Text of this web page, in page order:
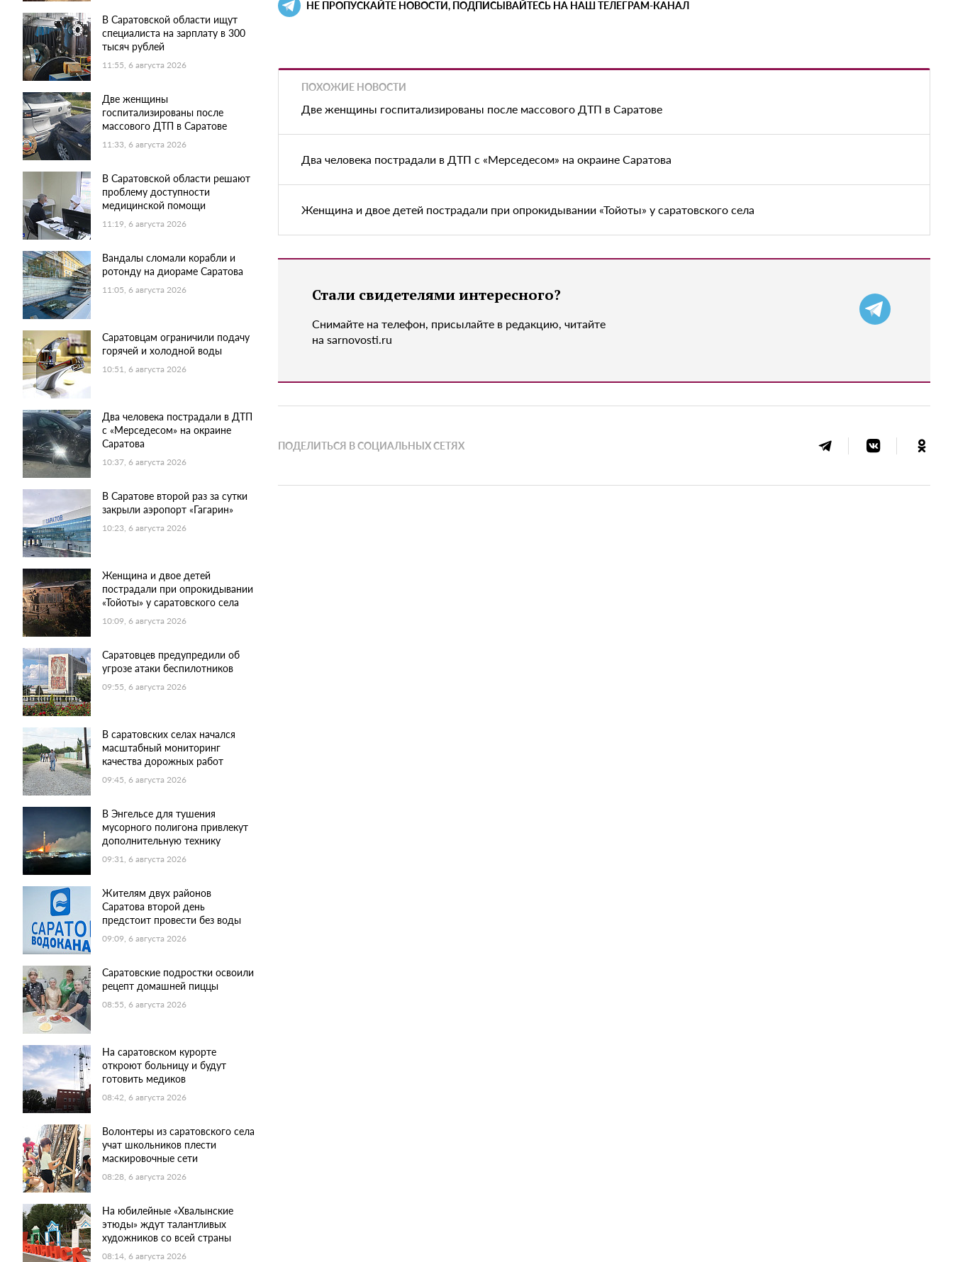
В Саратовской области ищут
специалиста на зарплату в 300
тысяч рублей
11:55, 6 августа 2026
Две женщины
госпитализированы после
массового ДТП в Саратове
11:33, 6 августа 2026
В Саратовской области решают
проблему доступности
медицинской помощи
11:19, 6 августа 2026
Вандалы сломали корабли и
ротонду на диораме Саратова
11:05, 6 августа 2026
Саратовцам ограничили подачу
горячей и холодной воды
10:51, 6 августа 2026
Два человека пострадали в ДТП
с «Мерседесом» на окраине
Саратова
10:37, 6 августа 2026
В Саратове второй раз за сутки
закрыли аэропорт «Гагарин»
10:23, 6 августа 2026
Женщина и двое детей
пострадали при опрокидывании
«Тойоты» у саратовского села
10:09, 6 августа 2026
Саратовцев предупредили об
угрозе атаки беспилотников
09:55, 6 августа 2026
В саратовских селах начался
масштабный мониторинг
качества дорожных работ
09:45, 6 августа 2026
В Энгельсе для тушения
мусорного полигона привлекут
дополнительную технику
09:31, 6 августа 2026
Жителям двух районов
Саратова второй день
предстоит провести без воды
09:09, 6 августа 2026
Саратовские подростки освоили
рецепт домашней пиццы
08:55, 6 августа 2026
На саратовском курорте
откроют больницу и будут
готовить медиков
08:42, 6 августа 2026
Волонтеры из саратовского села
учат школьников плести
маскировочные сети
08:28, 6 августа 2026
На юбилейные «Хвалынские
этюды» ждут талантливых
художников со всей страны
08:14, 6 августа 2026
НЕ ПРОПУСКАЙТЕ НОВОСТИ, ПОДПИСЫВАЙТЕСЬ НА НАШ ТЕЛЕГРАМ-КАНАЛ
ПОХОЖИЕ НОВОСТИ
Две женщины госпитализированы после массового ДТП в Саратове
Два человека пострадали в ДТП с «Мерседесом» на окраине Саратова
Женщина и двое детей пострадали при опрокидывании «Тойоты» у саратовского села
Стали свидетелями интересного?
Снимайте на телефон, присылайте в редакцию, читайте
на sarnovosti.ru
ПОДЕЛИТЬСЯ В СОЦИАЛЬНЫХ СЕТЯХ